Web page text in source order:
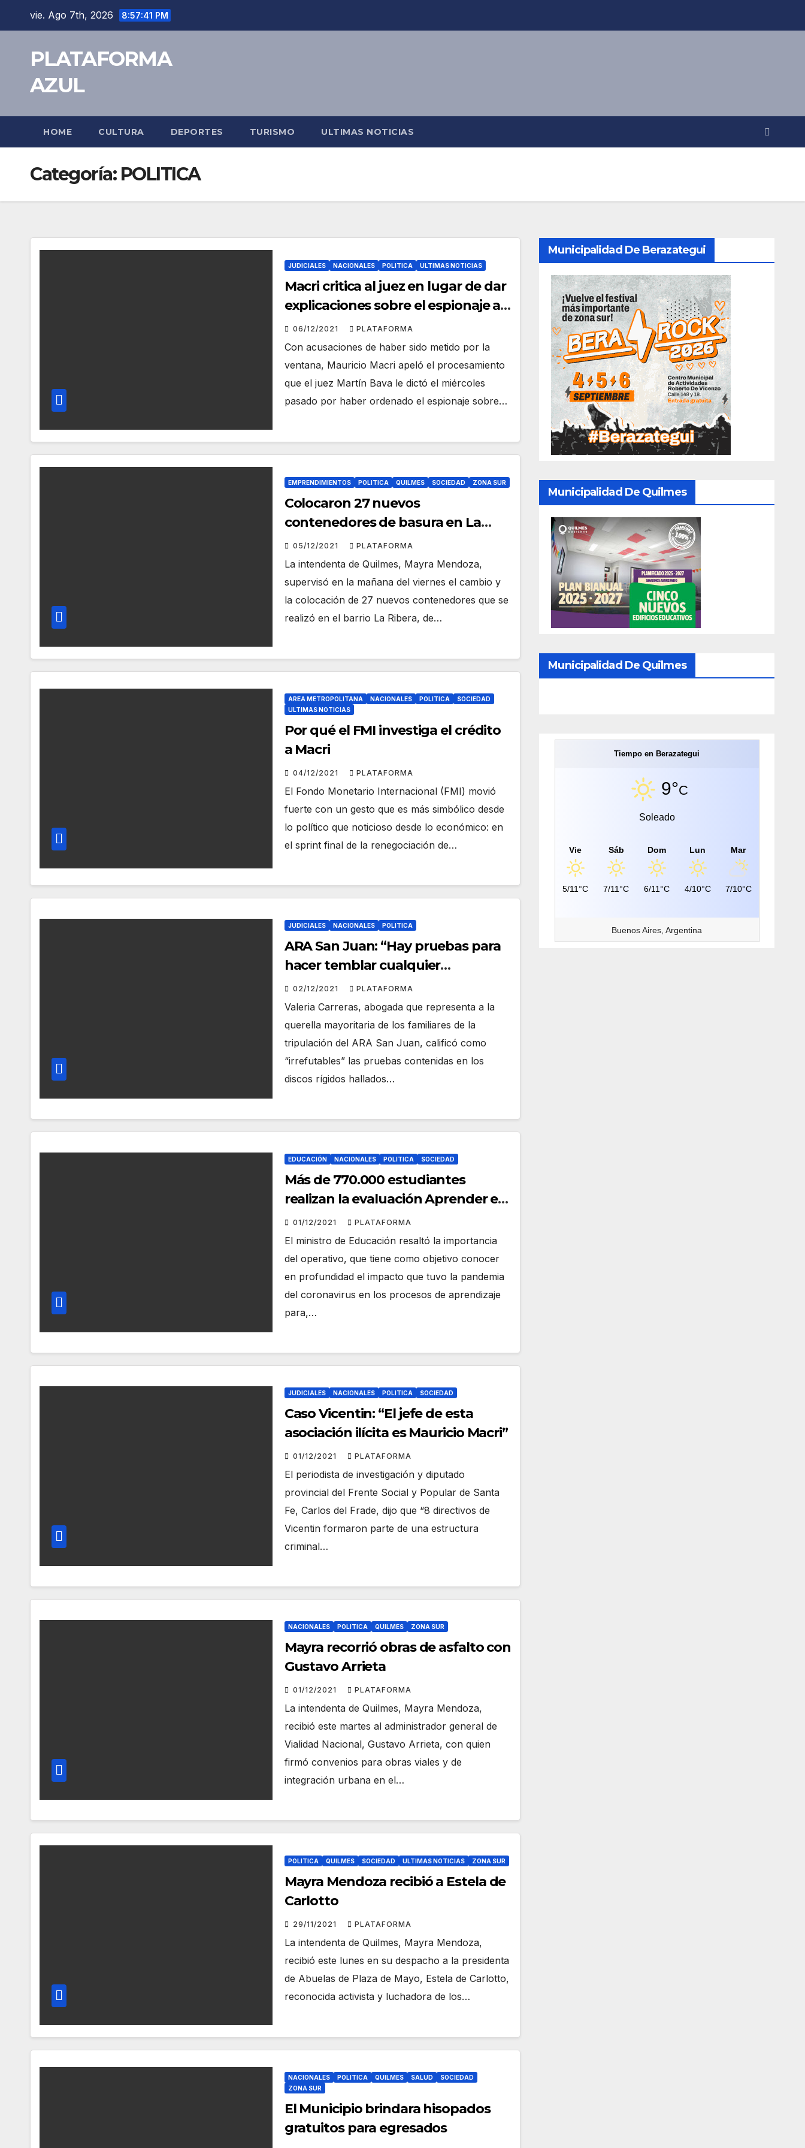
vie. Ago 7th, 2026 8:57:42 PM
PLATAFORMA
AZUL
HOME CULTURA DEPORTES TURISMO ULTIMAS NOTICIAS
Categoría: POLITICA
JUDICIALES NACIONALES POLITICA ULTIMAS NOTICIAS
Macri critica al juez en lugar de dar
explicaciones sobre el espionaje a
familiares de tripulantes del ARA
San Juan
06/12/2021 PLATAFORMA
Con acusaciones de haber sido metido por la
ventana, Mauricio Macri apeló el procesamiento
que el juez Martín Bava le dictó el miércoles
pasado por haber ordenado el espionaje sobre…
EMPRENDIMIENTOS POLITICA QUILMES SOCIEDAD ZONA SUR
Colocaron 27 nuevos
contenedores de basura en La
Ribera
05/12/2021 PLATAFORMA
La intendenta de Quilmes, Mayra Mendoza,
supervisó en la mañana del viernes el cambio y
la colocación de 27 nuevos contenedores que se
realizó en el barrio La Ribera, de…
AREA METROPOLITANA NACIONALES POLITICA
SOCIEDAD
ULTIMAS NOTICIAS
Por qué el FMI investiga el crédito
a Macri
04/12/2021 PLATAFORMA
El Fondo Monetario Internacional (FMI) movió
fuerte con un gesto que es más simbólico desde
lo político que noticioso desde lo económico: en
el sprint final de la renegociación de…
JUDICIALES NACIONALES POLITICA
ARA San Juan: “Hay pruebas para
hacer temblar cualquier
argumento de Macri”
02/12/2021 PLATAFORMA
Valeria Carreras, abogada que representa a la
querella mayoritaria de los familiares de la
tripulación del ARA San Juan, calificó como
“irrefutables” las pruebas contenidas en los
discos rígidos hallados…
EDUCACIÓN NACIONALES POLITICA SOCIEDAD
Más de 770.000 estudiantes
realizan la evaluación Aprender en
todo el país
01/12/2021 PLATAFORMA
El ministro de Educación resaltó la importancia
del operativo, que tiene como objetivo conocer
en profundidad el impacto que tuvo la pandemia
del coronavirus en los procesos de aprendizaje
para,…
JUDICIALES NACIONALES POLITICA SOCIEDAD
Caso Vicentin: “El jefe de esta
asociación ilícita es Mauricio Macri”
01/12/2021 PLATAFORMA
El periodista de investigación y diputado
provincial del Frente Social y Popular de Santa
Fe, Carlos del Frade, dijo que “8 directivos de
Vicentin formaron parte de una estructura
criminal…
NACIONALES POLITICA QUILMES ZONA SUR
Mayra recorrió obras de asfalto con
Gustavo Arrieta
01/12/2021 PLATAFORMA
La intendenta de Quilmes, Mayra Mendoza,
recibió este martes al administrador general de
Vialidad Nacional, Gustavo Arrieta, con quien
firmó convenios para obras viales y de
integración urbana en el…
POLITICA QUILMES SOCIEDAD ULTIMAS NOTICIAS ZONA SUR
Mayra Mendoza recibió a Estela de
Carlotto
29/11/2021 PLATAFORMA
La intendenta de Quilmes, Mayra Mendoza,
recibió este lunes en su despacho a la presidenta
de Abuelas de Plaza de Mayo, Estela de Carlotto,
reconocida activista y luchadora de los…
NACIONALES POLITICA QUILMES SALUD
SOCIEDAD
ZONA SUR
El Municipio brindara hisopados
gratuitos para egresados
Municipalidad De Berazategui
Municipalidad De Quilmes
Municipalidad De Quilmes
Tiempo en Berazategui
9°C
Soleado
Vie
5/11°C
Sáb
7/11°C
Dom
6/11°C
Lun
4/10°C
Mar
7/10°C
Buenos Aires, Argentina